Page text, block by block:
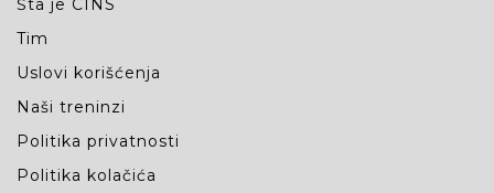
Šta je CINS
Tim
Uslovi korišćenja
Naši treninzi
Politika privatnosti
Politika kolačića